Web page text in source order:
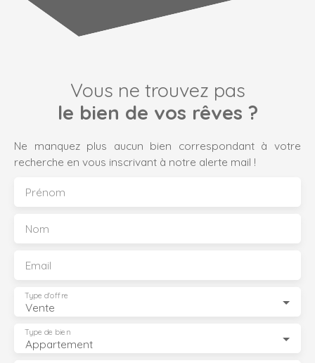
Vous ne trouvez pas
le bien de vos rêves ?
Ne manquez plus aucun bien correspondant à votre
recherche en vous inscrivant à notre alerte mail !
Prénom
Nom
Email
Vente
Type d'offre
Appartement
Type de bien